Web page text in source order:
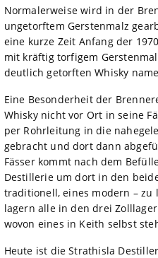
Normalerweise wird in der
ungetorftem Gerstenmalz
eine kurze Zeit Anfang der
mit kräftig torfigem
deutlich getorften Whisky
Eine Besonderheit der
Whisky nicht vor Ort in seine
per Rohrleitung in die
gebracht und dort dann
Fässer kommt nach dem
Destillerie um dort in den
traditionell, eines modern – zu
lagern alle in den drei
wovon eines in Keith selbst
Heute ist die Strathisla